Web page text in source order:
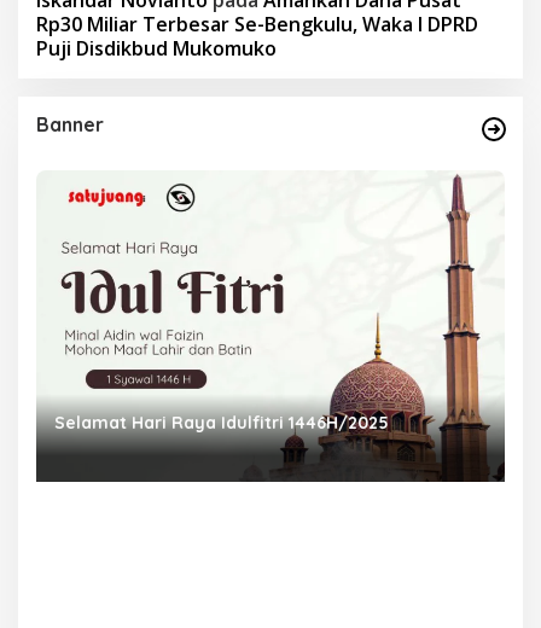
Rp30 Miliar Terbesar Se-Bengkulu, Waka I DPRD
Puji Disdikbud Mukomuko
Banner
Selamat Hari Raya Idulfitri 1446H/2025